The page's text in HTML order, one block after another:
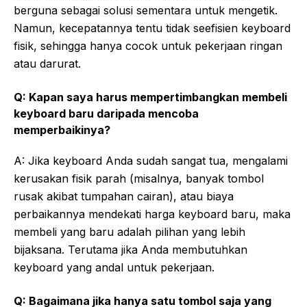
berguna sebagai solusi sementara untuk mengetik.
Namun, kecepatannya tentu tidak seefisien keyboard
fisik, sehingga hanya cocok untuk pekerjaan ringan
atau darurat.
Q: Kapan saya harus mempertimbangkan membeli
keyboard baru daripada mencoba
memperbaikinya?
A: Jika keyboard Anda sudah sangat tua, mengalami
kerusakan fisik parah (misalnya, banyak tombol
rusak akibat tumpahan cairan), atau biaya
perbaikannya mendekati harga keyboard baru, maka
membeli yang baru adalah pilihan yang lebih
bijaksana. Terutama jika Anda membutuhkan
keyboard yang andal untuk pekerjaan.
Q: Bagaimana jika hanya satu tombol saja yang